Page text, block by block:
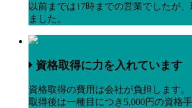
以前までは17時までの営業でしたが
ました。
資格取得に力を入れています
資格取得の費用は会社が負担します。
取得後は一種目につき5,000円の資格